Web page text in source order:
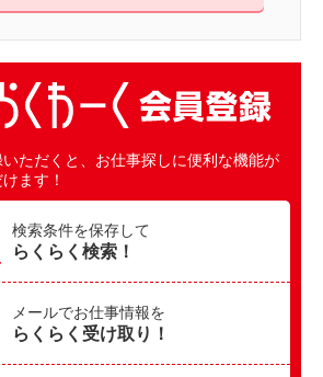
ただくと、お仕事探しに便利な機能が
ます！
検索条件を保存して
らくらく検索！
メールでお仕事情報を
らくらく受け取り！